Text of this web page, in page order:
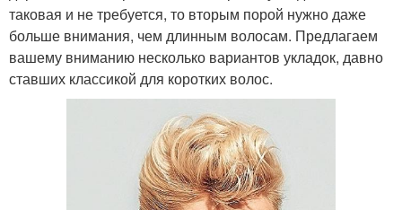
таковая и не требуется, то вторым порой нужно даже
больше внимания, чем длинным волосам. Предлагаем
вашему вниманию несколько вариантов укладок, давно
ставших классикой для коротких волос.